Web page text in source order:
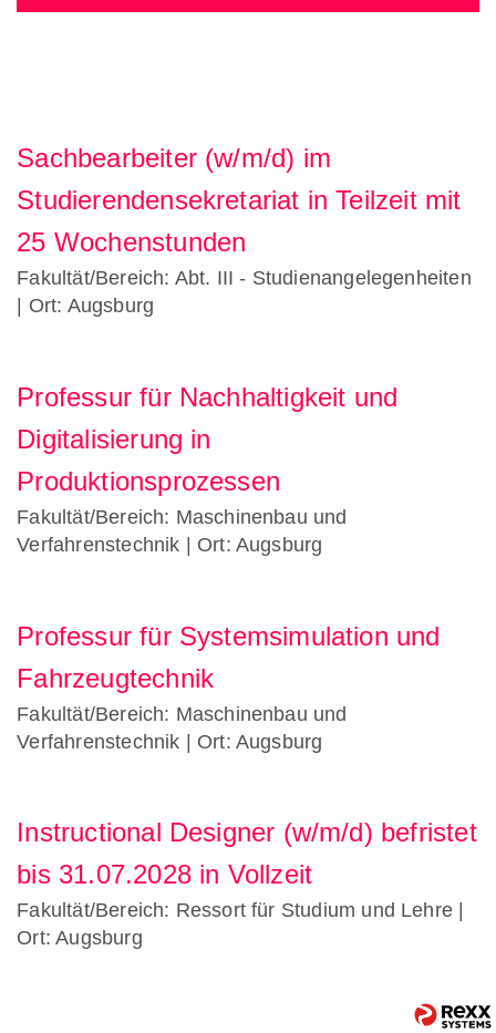
Sachbearbeiter (w/m/d) im
Studierendensekretariat in Teilzeit mit
25 Wochenstunden
Fakultät/Bereich: Abt. III - Studienangelegenheiten
| Ort: Augsburg
Professur für Nachhaltigkeit und
Digitalisierung in
Produktionsprozessen
Fakultät/Bereich: Maschinenbau und
Verfahrenstechnik | Ort: Augsburg
Professur für Systemsimulation und
Fahrzeugtechnik
Fakultät/Bereich: Maschinenbau und
Verfahrenstechnik | Ort: Augsburg
Instructional Designer (w/m/d) befristet
bis 31.07.2028 in Vollzeit
Fakultät/Bereich: Ressort für Studium und Lehre |
Ort: Augsburg